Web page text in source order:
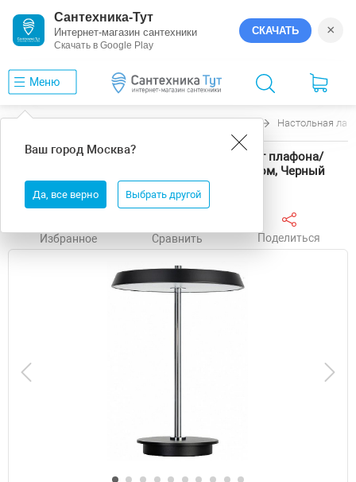
Сантехника-Тут
Интернет-магазин сантехники
Скачать в Google Play
СКАЧАТЬ ×
Меню
Ваш город Москва?
Да, все верно Выбрать другой
Настольная
Настольная лампа Citilux LINA CL812011 цвет плафона/
подвески Белый, Черный, цвет арматуры Хром, Черный
Избранное Сравнить Поделиться